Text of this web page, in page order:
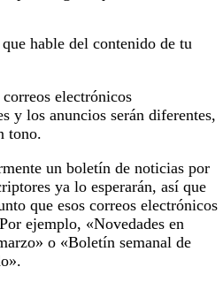
hable del contenido de tu
electrónicos
y los anuncios serán diferentes,
tono.
un boletín de noticias por
ya lo esperarán, así que
que esos correos electrónicos
ejemplo, «Novedades en
o «Boletín semanal de